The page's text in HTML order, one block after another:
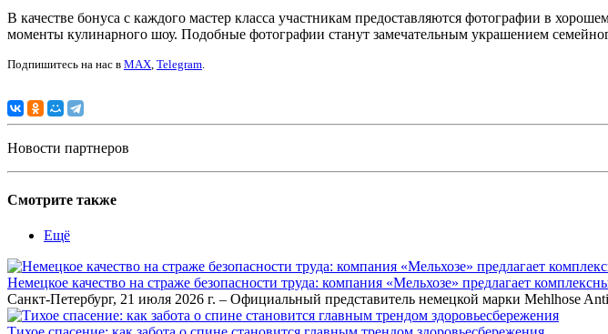
В качестве бонуса с каждого мастер класса участникам предоставляются фотографии в
моменты кулинарного шоу. Подобные фотографии станут замечательным украшением
Подпишитесь на нас в MAX Telegram
Новости партнеров
Смотрите также
Ещё
Немецкое качество на страже безопасности труда: компания «Мельхозе» предлагает
Санкт-Петербург, 21 июля 2026 г. – Официальный представитель немецкой марки Mehlhose